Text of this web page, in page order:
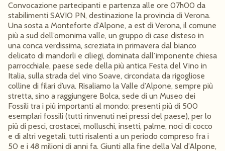
Convocazione partecipanti e partenza alle ore 07h00 da
stabilimenti SAVIO PN, destinazione la provincia di Verona.
Una sosta a Monteforte d’Alpone, a est di Verona, il comune
più a sud dell’omonima valle, un gruppo di case disteso in
una conca verdissima, screziata in primavera dal bianco
delicato di mandorli e ciliegi, dominata dall’imponente chiesa
parrocchiale, paese sede della più antica Festa del Vino in
Italia, sulla strada del vino Soave, circondata da rigogliose
colline di filari d’uva. Risaliamo la Valle d’Alpone, sempre più
stretta, sino a raggiungere Bolca, sede di un Museo dei
Fossili tra i più importanti al mondo: presenti più di 500
esemplari fossili (tutti rinvenuti nei pressi del paese), per lo
più di pesci, crostacei, molluschi, insetti, palme, noci di cocco
e di altri vegetali, tutti risalenti a un periodo compreso fra i
50 e i 48 milioni di anni fa. Giunti alla fine della Val d’Alpone,